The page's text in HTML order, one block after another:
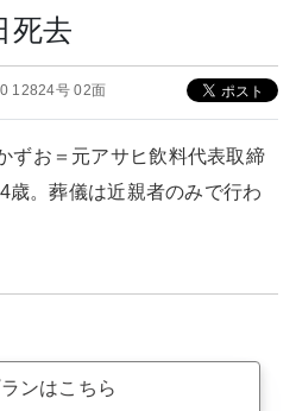
死去
12824号 02面
ずお＝元アサヒ飲料代表取締
歳。葬儀は近親者のみで行わ
ンはこちら